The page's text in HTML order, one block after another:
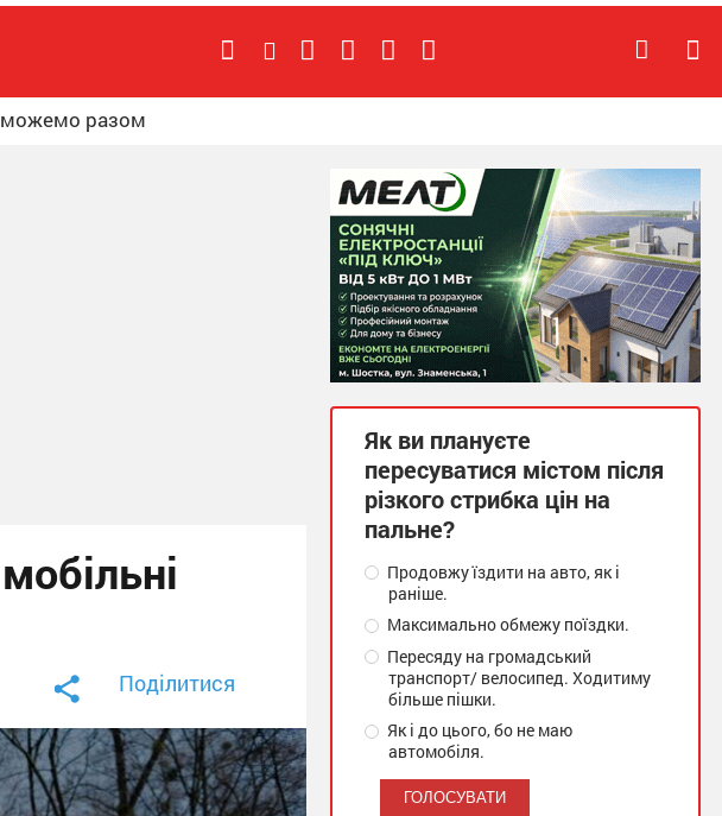
разом
Поділитися
Як ви плануєте
пересуватися містом після
різкого стрибка цін на
пальне?
Продовжу їздити на авто, як і
раніше.
Максимально обмежу поїздки.
Пересяду на громадський
транспорт/ велосипед. Ходитиму
більше пішки.
Як і до цього, бо не маю
автомобіля.